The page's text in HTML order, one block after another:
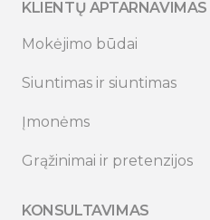
KLIENTŲ APTARNAVIMAS
Mokėjimo būdai
Siuntimas ir siuntimas
Įmonėms
Grąžinimai ir pretenzijos
KONSULTAVIMAS